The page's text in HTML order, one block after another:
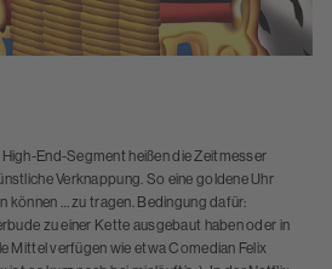
End-Segment heißen die Zeitmesser
Verknappung. So eine goldene Uhr
können … zu tragen. Bedingung dafür:
zu einer Kette ausgebaut haben oder in
Mittel verfügen wie etwa Comedian Felix